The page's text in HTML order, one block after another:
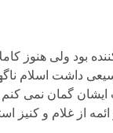
بود ولی هنوز
داشت اسلام
ایشان گمان
از غلام و کنیز